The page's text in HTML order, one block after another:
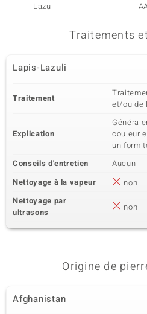
Lazuli
Traitements
Lapis-Lazuli
Traitement
et/ou de
Explication
couleur
Conseils d'entretien
Aucun
Nettoyage à la vapeur
non
Nettoyage par
ultrasons
non
Origine de
Afghanistan